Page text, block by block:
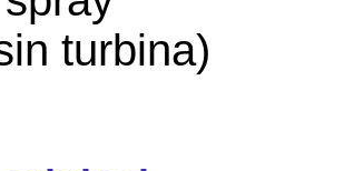
turbina)